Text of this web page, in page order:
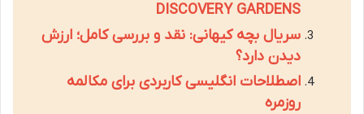
DISCOVERY GARDENS
سریال بچه کیهانی: نقد و بررسی کامل؛ ارزش
دیدن دارد؟
اصطلاحات انگلیسی کاربردی برای مکالمه
روزمره